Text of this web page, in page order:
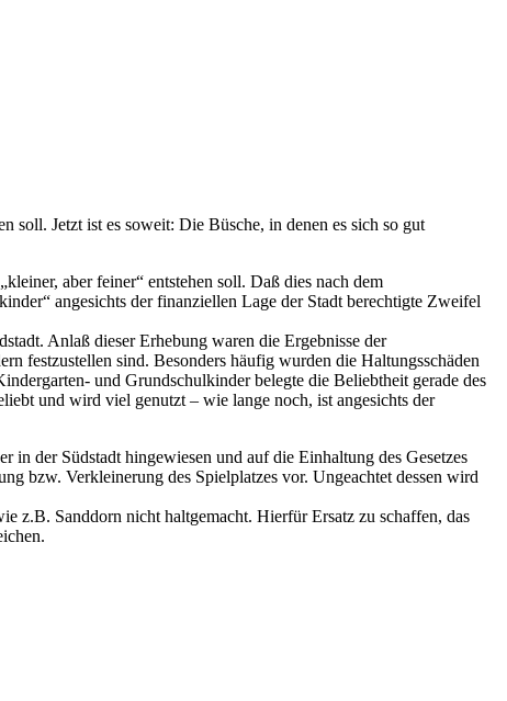
soll. Jetzt ist es soweit: Die Büsche, in denen es sich so gut
aber feiner“ entstehen soll. Daß dies nach dem
angesichts der finanziellen Lage der Stadt berechtigte Zweifel
Anlaß dieser Erhebung waren die Ergebnisse der
festzustellen sind. Besonders häufig wurden die Haltungsschäden
und Grundschulkinder belegte die Beliebtheit gerade des
und wird viel genutzt – wie lange noch, ist angesichts der
der Südstadt hingewiesen und auf die Einhaltung des Gesetzes
bzw. Verkleinerung des Spielplatzes vor. Ungeachtet dessen wird
z.B. Sanddorn nicht haltgemacht. Hierfür Ersatz zu schaffen, das